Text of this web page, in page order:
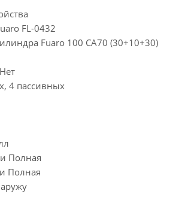
FL-0432
Fuaro 100 CA70 (30+10+30)
4 пассивных
Полная
Полная